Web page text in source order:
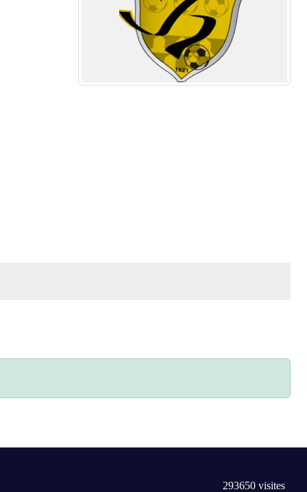
293650 visites